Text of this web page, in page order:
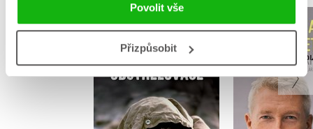
Povolit vše
Přizpůsobit
Zápisky
odstřelovače
Dobro a
Klára
Marek